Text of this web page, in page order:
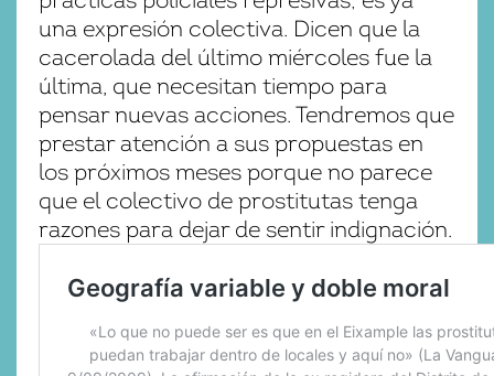
una expresión colectiva. Dicen que la
cacerolada del último miércoles fue la
última, que necesitan tiempo para
pensar nuevas acciones. Tendremos que
prestar atención a sus propuestas en
los próximos meses porque no parece
que el colectivo de prostitutas tenga
razones para dejar de sentir indignación.